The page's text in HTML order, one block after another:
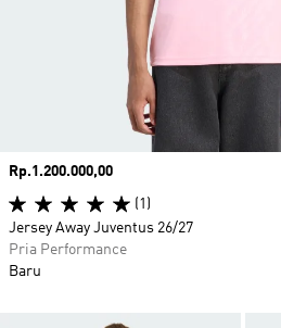
Harga
Rp.1.200.000,00
(1)
Jersey Away Juventus 26/27
Pria Performance
Baru